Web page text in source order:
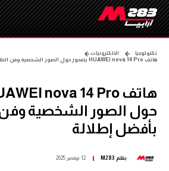
تكنولوجيا
الالكترونيات
هاتف HUAWEI nova 14 Pro يتمحور حول الصور الشخصية وفن الظهور بأفضل إطلالة
حول الصور الشخصية
بأفضل إطلالة
بقلم M283 12 نوفمبر 2025